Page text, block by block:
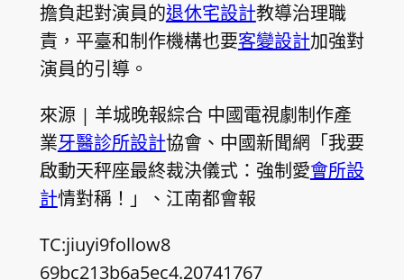
擔負起對演員的退休宅設計教導治理職
責，平臺和制作機構也要客變設計加強對
演員的引導。
來源 | 羊城晚報綜合 中國電視劇制作產
業牙醫診所設計協會、中國新聞網「我要
啟動天秤座最終裁決儀式：強制愛會所設
計情對稱！」、江南都會報
TC:jiuyi9follow8
69bc213b6a5ec4.20741767